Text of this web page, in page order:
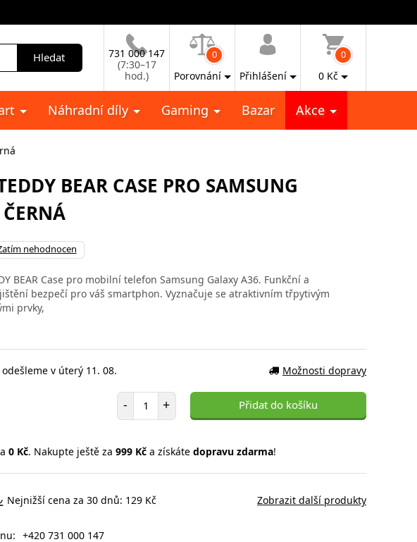
Hledat
731 000 147
(7:30–17
hod.)
0
Porovnání Přihlášení
0
0 Kč
Náhradní díly Gaming Bazar Akce
BEAR CASE PRO SAMSUNG
nehodnocen
BEAR Case pro mobilní telefon Samsung Galaxy A36. Funkční a
bezpečí pro váš smartphon. Vyznačuje se atraktivním třpytivým
prvky,
v úterý 11. 08. Možnosti dopravy
- Počet položek
+ Přidat do košíku
0 Kč. Nakupte ještě za 999 Kča získáte dopravu zdarma!
Nejnižší cena za 30 dnů: 129 Kč
+420 731 000 147
Zobrazit další produkty